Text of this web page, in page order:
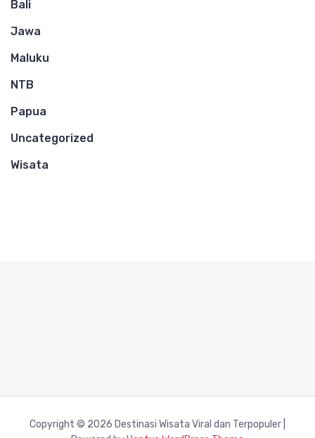
Bali
Jawa
Maluku
NTB
Papua
Uncategorized
Wisata
Copyright © 2026 Destinasi Wisata Viral dan Terpopuler |